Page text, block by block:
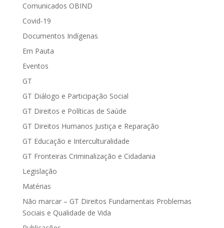
Comunicados OBIND
Covid-19
Documentos Indígenas
Em Pauta
Eventos
GT
GT Diálogo e Participação Social
GT Direitos e Políticas de Saúde
GT Direitos Humanos Justiça e Reparação
GT Educação e Interculturalidade
GT Fronteiras Criminalização e Cidadania
Legislação
Matérias
Não marcar – GT Direitos Fundamentais Problemas
Sociais e Qualidade de Vida